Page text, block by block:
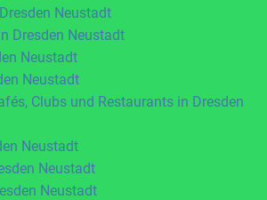
Neustadt
Dresden Neustadt
Neustadt
Neustadt
Clubs und Restaurants in Dresden
Neustadt
Neustadt
Neustadt